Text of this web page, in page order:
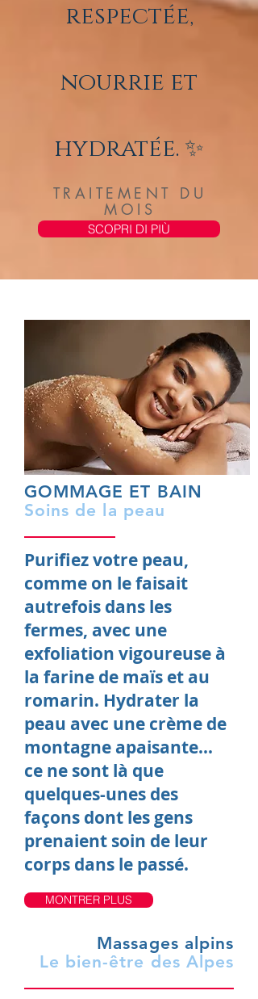
respectée,
nourrie et
hydratée. ✨
TRAITEMENT DU
MOIS
SCOPRI DI PIÙ
GOMMAGE ET BAIN
Soins de la peau
Purifiez votre peau,
comme on le faisait
autrefois dans les
fermes, avec une
exfoliation vigoureuse à
la farine de maïs et au
romarin. Hydrater la
peau avec une crème de
montagne apaisante...
ce ne sont là que
quelques-unes des
façons dont les gens
prenaient soin de leur
corps dans le passé.
MONTRER PLUS
Massages alpins
Le bien-être des Alpes